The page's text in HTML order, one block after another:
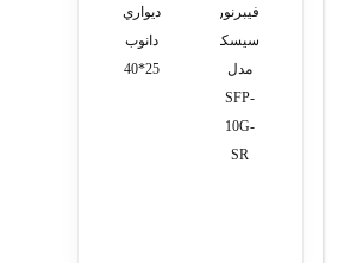
فيبرنوري
سيسکو
مدل
SFP-
10G-
SR
ديواري
دانوب
25*40